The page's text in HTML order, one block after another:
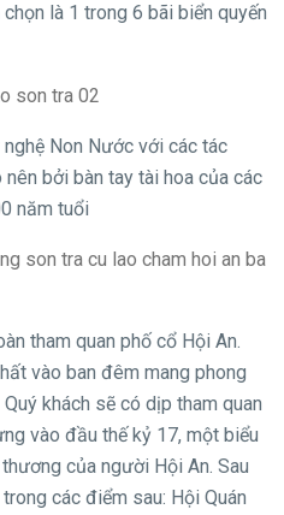
là 1 trong 6 bãi biển quyến
Non Nước với các tác
bởi bàn tay tài hoa của các
năm tuổi
tham quan phố cổ Hội An.
vào ban đêm mang phong
khách sẽ có dịp tham quan
vào đầu thế kỷ 17, một biểu
của người Hội An. Sau
các điểm sau: Hội Quán